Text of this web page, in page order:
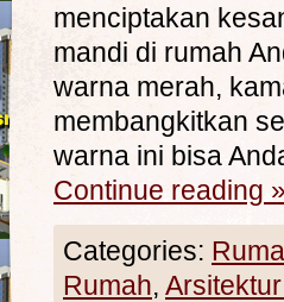
menciptakan
mandi di rumah
warna merah,
membangkitkan
warna ini bisa
Continue reading »
Categories:
Rumah,